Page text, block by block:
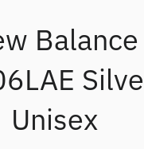
Donna
Balance
Unisex